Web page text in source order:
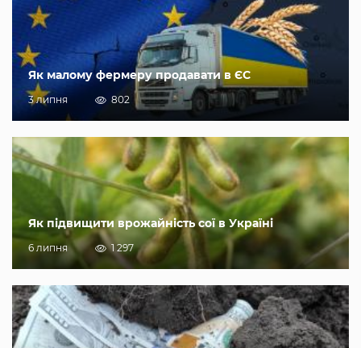
Як малому фермеру продавати в ЄС
3 липня 802
Як підвищити врожайність сої в Україні
6 липня 1 297